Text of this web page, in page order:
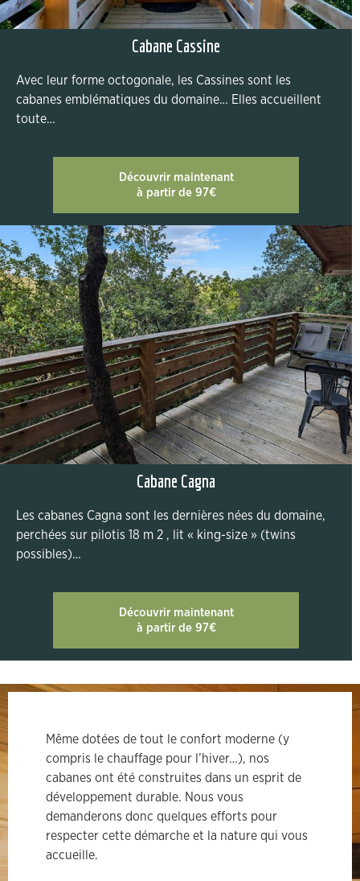
Cabane Cassine
Avec leur forme octogonale, les Cassines sont les
cabanes emblématiques du domaine… Elles accueillent
toute…
Découvrir maintenant
à partir de 97€
Cabane Cagna
Les cabanes Cagna sont les dernières nées du domaine,
perchées sur pilotis 18 m 2 , lit « king-size » (twins
possibles)…
Découvrir maintenant
à partir de 97€
Même dotées de tout le confort moderne (y
compris le chauffage pour l’hiver…), nos
cabanes ont été construites dans un esprit de
développement durable. Nous vous
demanderons donc quelques efforts pour
respecter cette démarche et la nature qui vous
accueille.